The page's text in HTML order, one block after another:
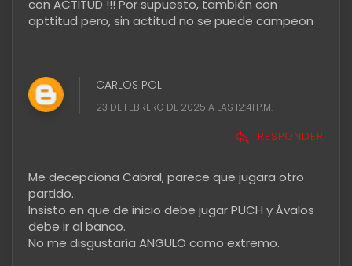
con ACTITUD !!! Por supuesto, también con
apttitud pero, sin actitud no se puede campeon
CARLOS POLI
23 DE FEBRERO DE 2025 A LAS 12:41 P.M.
RESPONDER
Me decepciona Cabral, parece que jugara otro
partido.
Insisto en que de inicio debe jugar PUCH y Ávalos
debe ir al banco.
No me disgustaría ANGULO como extremo.